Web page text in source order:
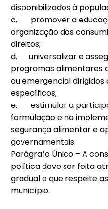
disponibilizados à
c. promover a
organização dos
direitos;
d. universalizar e
programas alimentares
ou emergencial
específicos;
e. estimular a
formulação e na
segurança alimentar e
governamentais.
Parágrafo Único – A
política deve ser feita
gradual e que respeite
município.